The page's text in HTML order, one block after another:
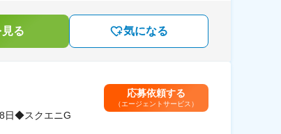
る 気になる
日◆スクエニG
応募依頼する
（エージェントサービス）